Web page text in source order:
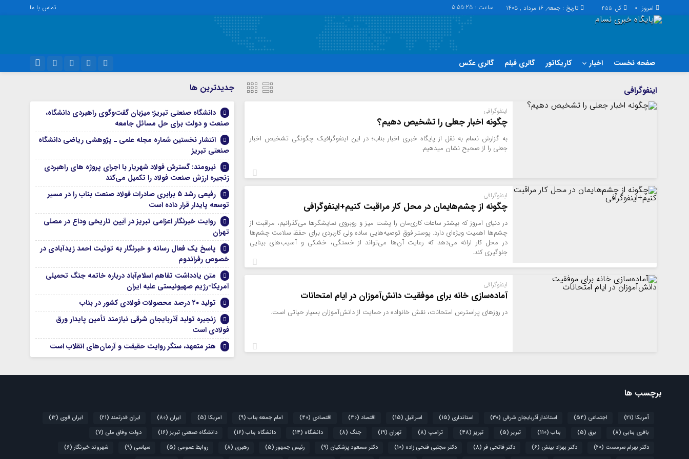
کل 455 امروز 0 تاریخ : جمعه, ۱۶ مرداد , ۱۴۰۵ ساعت : 5:55:25 تماس با ما
صفحه نخست اخبار کاریکاتور گالری فیلم گالری عکس
سروش
ایتا
آپارات
واتساپ
رمز عبور
مرا به خاطر بسپار
اجتماعی
گالری عکس
حساب مشتری
سبد خريد
برگه دو ستونه
پیوندها
گروه فرهنگ
اقتصاد
سیاسی
فرهنگ
اینفوگرافی
اینفوگرافی
چگونه اخبار جعلی را تشخیص دهیم؟
به گزارش نسام به نقل از پایگاه خبری اخبار بناب؛ در این اینفوگرافیک چگونگی تشخیص اخبار
جعلی را از صحیح نشان میدهیم.
اینفوگرافی
چگونه از چشم‌هایمان در محل کار مراقبت کنیم+اینفوگرافی
در دنیای امروز که بیشتر ساعات کاری‌مان را پشت میز و روبروی نمایشگرها می‌گذرانیم، مراقبت از
چشم‌ها اهمیت ویژه‌ای دارد. پوستر فوق توصیه‌هایی ساده ولی کاربردی برای حفظ سلامت چشم‌ها
در محل کار ارائه می‌دهد که رعایت آن‌ها می‌تواند از خستگی، خشکی و آسیب‌های بینایی
جلوگیری کند.
اینفوگرافی
آماده‌سازی خانه برای موفقیت دانش‌آموزان در ایام امتحانات
در روزهای پراسترس امتحانات، نقش خانواده در حمایت از دانش‌آموزان بسیار حیاتی است.
جديدترين ها
دانشگاه صنعتی تبریز؛ میزبان گفت‌وگوی راهبردی دانشگاه،
صنعت و دولت برای حل مسائل جامعه
انتشار نخستین شماره مجله علمی ـ پژوهشی ریاضی دانشگاه
صنعتی تبریز
نیرومند: گسترش فولاد شهریار با اجرای پروژه های راهبردی
زنجیره ارزش صنعت فولاد را تکمیل می‌کند
رفیعی رشد ۵ برابری صادرات فولاد صنعت بناب را در مسیر
توسعه پایدار قرار داده است
روایت خبرنگار اعزامی تبریز در آیین تاریخی وداع در مصلی
تهران
پاسخ یک فعال رسانه و خبرنگار به توئیت احمد زیدآبادی در
خصوص رفراندوم
متن یادداشت تفاهم اسلام‌آباد درباره خاتمه جنگ تحمیلی
آمریکا-رژیم صهیونیستی علیه ایران
تولید ۲۰ درصد محصولات فولادی کشور در بناب
زنجیره تولید آذربایجان شرقی نیازمند تأمین پایدار ورق
فولادی است
هنر متعهد، سنگر روایت حقیقت و آرمان‌های انقلاب است
برچسب ها
آمریکا (21) اجتماعی (54) استاندار آذربایجان شرقی (30) استانداری (15) اسرائیل (15) اقتصاد (40) اقتصادی (40) امام جمعه بناب (9) امریکا (5) ایران (80) ایران قدرتمند (21) ایران قوی (12)
باقری بنابی (8) برق (5) بناب (110) تبریر (5) تبریز (48) ترامپ (8) تهران (19) جنگ (8) دانشگاه (14) دانشگاه بناب (16) دانشگاه صنعتی تبریز (16) دولت وفاق ملی (7)
دکتر بهرام سرمست (20) دکتر بهزاد بینش (6) دکتر فاتحی فر (8) دکتر مجتبی فتحی زاده (10) دکتر مسعود پزشکیان (9) رئیس جمهور (5) رهبری (8) روابط عمومی (5) سیاسی (9) شهروند خبرنگار (6)